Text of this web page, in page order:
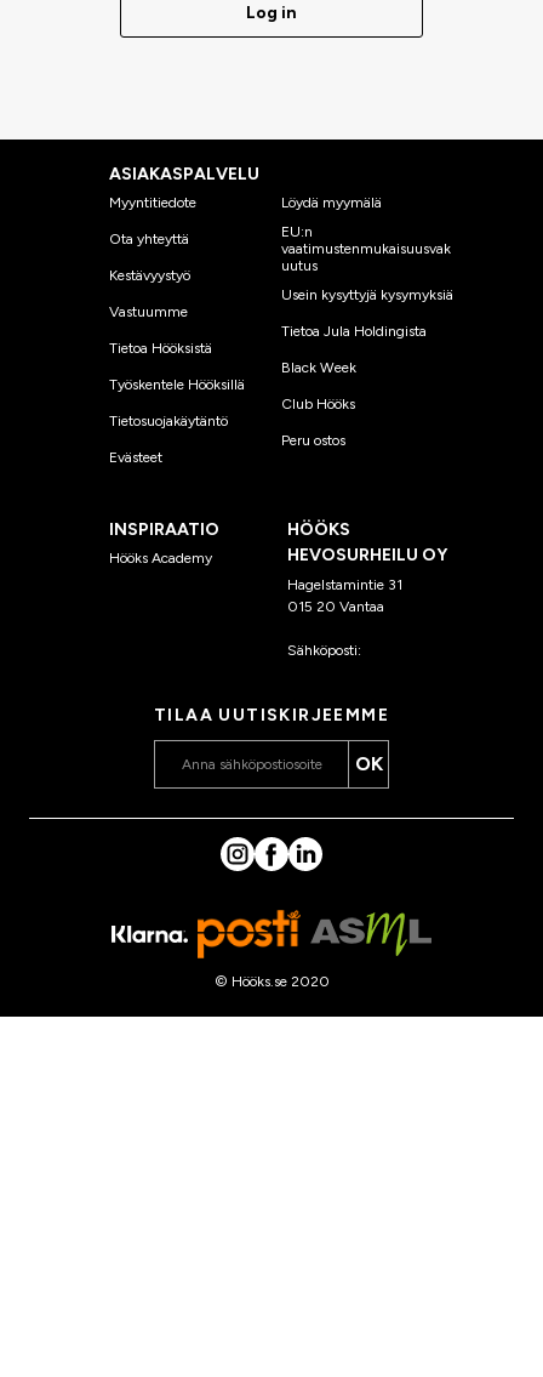
Log in
ASIAKASPALVELU
Myyntitiedote
Ota yhteyttä
Kestävyystyö
Vastuumme
Tietoa Hööksistä
Työskentele Hööksillä
Tietosuojakäytäntö
Evästeet
Löydä myymälä
EU:n
vaatimustenmukaisuusvak
uutus
Usein kysyttyjä kysymyksiä
Tietoa Jula Holdingista
Black Week
Club Hööks
Peru ostos
INSPIRAATIO
Hööks Academy
HÖÖKS
HEVOSURHEILU OY
Hagelstamintie 31
015 20 Vantaa
Sähköposti:
TILAA UUTISKIRJEEMME
OK
© Hööks.se 2020